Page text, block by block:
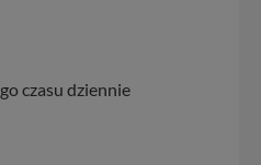
czasu dziennie